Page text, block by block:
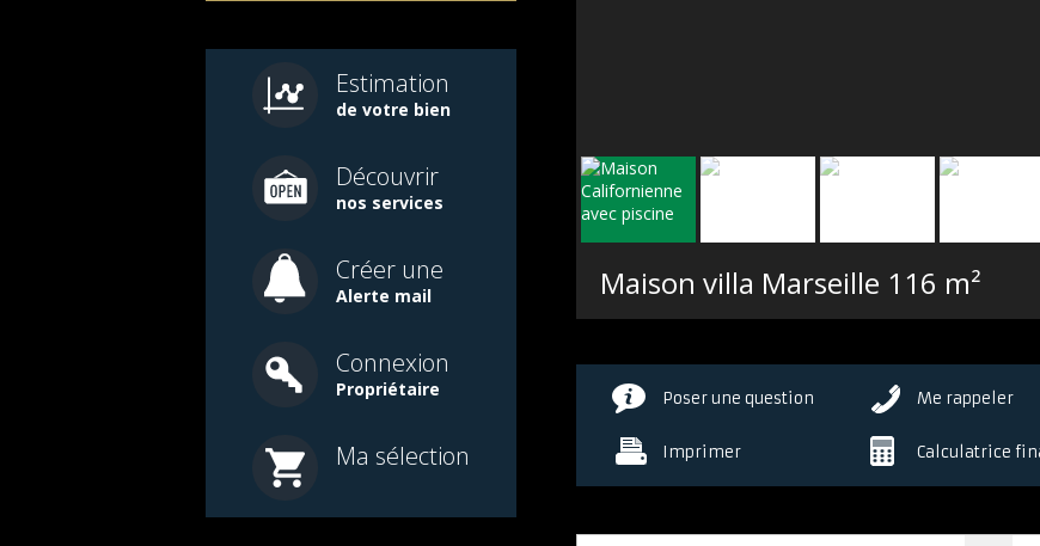
Estimation
de votre bien
Découvrir
nos services
Créer une
Alerte mail
Connexion
Propriétaire
Ma sélection
Maison villa Marseille 116 m²
Poser une question Me rappeler
Imprimer Calculatrice